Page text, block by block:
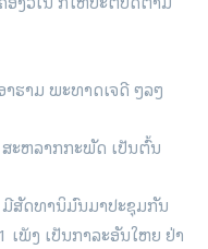
ຮາມ ພະທາດເຈດີ ໆລໆ
ະຫລາກກະພັດ ເປັນຕົ້ນ
ມີສັດທານິມົນມາປະຊຸມກັນ
ພັງ ເປັນກາລະອັນໃຫຍ ຢ່າ